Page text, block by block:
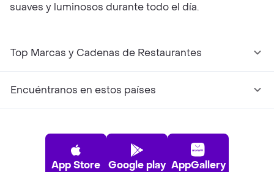
suaves y luminosos durante todo el día.
Top Marcas y Cadenas de Restaurantes
Encuéntranos en estos países
App Store Google play AppGallery